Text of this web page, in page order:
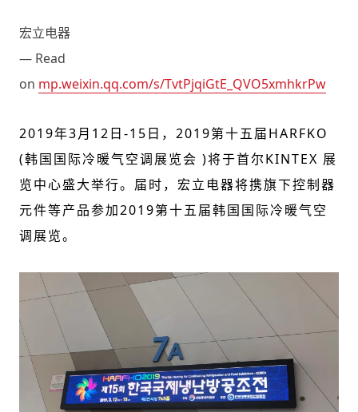
宏立电器
— Read
on mp.weixin.qq.com/s/TvtPjqiGtE_QVO5xmhkrPw
2019年3月 12日-15日， 2019第十五届HARFKO
(韩国国际冷暖气空调展览会 )将于首尔KINTEX 展
览中心盛大举行。届时， 宏立电器将携旗下控制器
元件等产品参加2019第十五届韩国国际冷暖气空
调展览。